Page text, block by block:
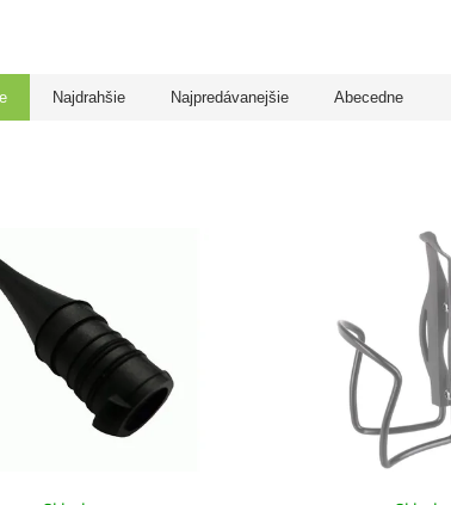
Najdrahšie Najpredávanejšie Abecedne